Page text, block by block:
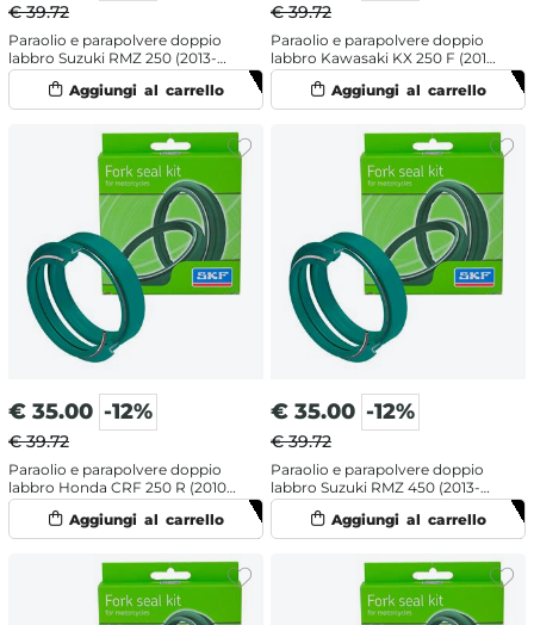
€ 39.72
Paraolio e parapolvere doppio
labbro Suzuki RMZ 250 (2013-
2015) - SKF labbro doppio
€ 39.72
Paraolio e parapolvere doppio
labbro Kawasaki KX 250 F (2013-
2019) - SKF labbro doppio
€ 35.00 -12%
€ 39.72
Paraolio e parapolvere doppio
labbro Honda CRF 250 R (2010-
2014) - SKF labbro doppio
€ 35.00 -12%
€ 39.72
Paraolio e parapolvere doppio
labbro Suzuki RMZ 450 (2013-
2014) - SKF labbro doppio